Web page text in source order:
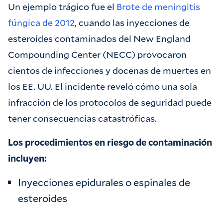
Un ejemplo trágico fue el Brote de meningitis
fúngica de 2012, cuando las inyecciones de
esteroides contaminados del New England
Compounding Center (NECC) provocaron
cientos de infecciones y docenas de muertes en
los EE. UU. El incidente reveló cómo una sola
infracción de los protocolos de seguridad puede
tener consecuencias catastróficas.
Los procedimientos en riesgo de contaminación
incluyen:
Inyecciones epidurales o espinales de
esteroides